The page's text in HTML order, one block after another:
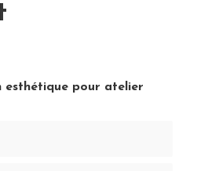
esthétique pour atelier